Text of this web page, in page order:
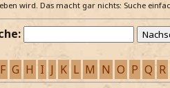
wird. Das macht gar nichts: Suche
F G H I J K L M N O P Q R